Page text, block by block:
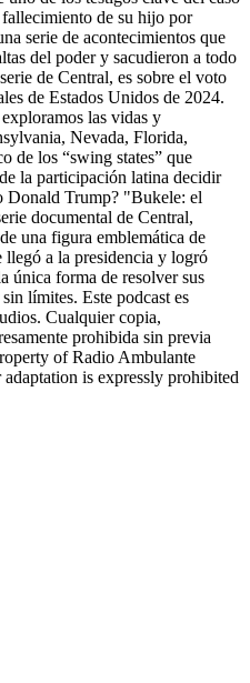
de su hijo por
serie de acontecimientos que
del poder y sacudieron a todo
de Central, es sobre el voto
de Estados Unidos de 2024.
las vidas y
Nevada, Florida,
de los “swing states” que
la participación latina decidir
Donald Trump? "Bukele: el
documental de Central,
una figura emblemática de
llegó a la presidencia y logró
única forma de resolver sus
límites. Este podcast es
Cualquier copia,
prohibida sin previa
of Radio Ambulante
is expressly prohibited